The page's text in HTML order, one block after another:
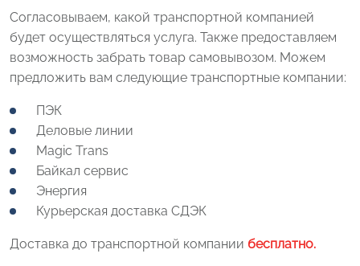
Согласовываем, какой транспортной компанией
будет осуществляться услуга. Также предоставляем
возможность забрать товар самовывозом. Можем
предложить вам следующие транспортные компании:
ПЭК
Деловые линии
Magic Trans
Байкал сервис
Энергия
Курьерская доставка СДЭК
Доставка до транспортной компании бесплатно.